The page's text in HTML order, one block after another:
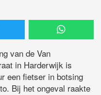
van de Van
in Harderwijk is
een fietser in botsing
Bij het ongeval raakte